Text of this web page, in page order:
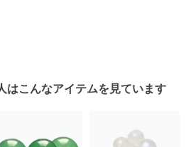
はこんなアイテムを見ています